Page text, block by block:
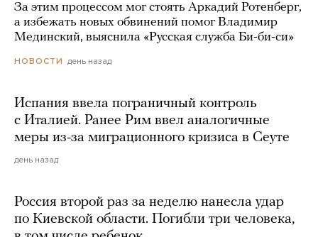
За этим процессом мог стоять Аркадий Ротенберг,
а избежать новых обвинений помог Владимир
Мединский, выяснила «Русская служба Би-би-си»
НОВОСТИ день назад
Испания ввела пограничный контроль
с Италией. Ранее Рим ввел аналогичные
меры из-за миграционного кризиса в Сеуте
день назад
Россия второй раз за неделю нанесла удар
по Киевской области. Погибли три человека,